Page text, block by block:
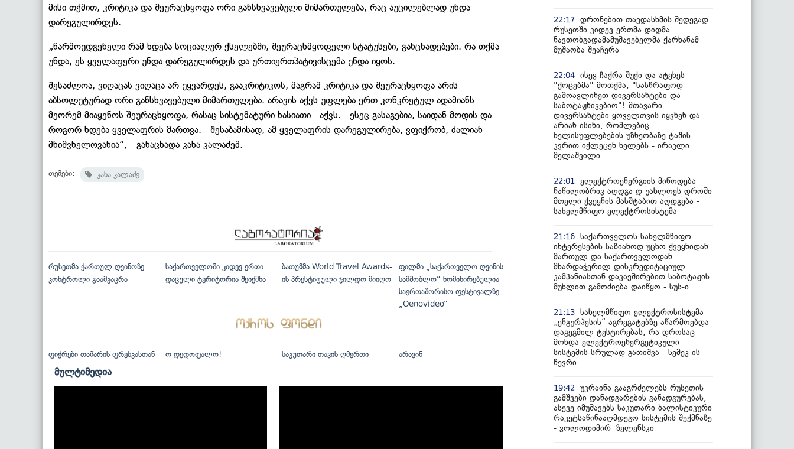
მისი თქმით, კრიტიკა და შეურაცხყოფა ორი განსხვავებული მიმართულება, რაც აუცილებლად უნდა
დარეგულირდეს.
„წარმოუდგენელი რამ ხდება სოციალურ ქსელებში, შეურაცხმყოფელი სტატუსები, განცხადებები. რა თქმა
უნდა, ეს ყველაფერი უნდა დარეგულირდეს და ურთიერთპატივისცემა უნდა იყოს.
შესაძლოა, ვიღაცას ვიღაცა არ უყვარდეს, გააკრიტიკოს, მაგრამ კრიტიკა და შეურაცხყოფა არის
აბსოლუტურად ორი განსხვავებული მიმართულება. არავის აქვს უფლება ერთ კონკრეტულ ადამიანს
მეორემ მიაყენოს შეურაცხყოფა, რასაც სისტემატური ხასიათი აქვს. ესეც გასაგებია, საიდან მოდის და
როგორ ხდება ყველაფრის მართვა. შესაბამისად, ამ ყველაფრის დარეგულირება, ვფიქრობ, ძალიან
მნიშვნელოვანია“, - განაცხადა კახა კალაძემ.
თემები: კახა კალაძე
რუსეთმა ქართულ ღვინოზე
კონტროლი გაამკაცრა
საქართველოში კიდევ ერთი
დაცული ტერიტორია შეიქმნა
ბათუმმა World Travel Awards-
ის პრესტიჟული ჯილდო მიიღო
ფილმი „საქართველო ღვინის
სამშობლო“ ნომინირებულია
საერთაშორისო ფესტივალზე
„Oenovideo“
ფიქრები თამარის ფრესკასთან ო დედოფალო! საკუთარი თავის ღმერთი არავინ
მულტიმედია
22:17 დრონებით თავდასხმის შედეგად
რუსეთში კიდევ ერთმა დიდმა
ნავთობგადამამუშავებელმა ქარხანამ
მუშაობა შეაჩერა
22:04 ისევ ჩაქრა შუქი და ატეხეს
"ქოცებმა" მოთქმა, "სასწრაფოდ
გამოავლინეთ დივერსანტები და
საბოტაჟნიკებიო"! მთავარი
დივერსანტები ყოველთვის იყვნენ და
არიან ისინი, რომლებიც
ხელისუფლებების უზნეობაზე ტაშის
კვრით იქლეცენ ხელებს - ირაკლი
მელაშვილი
22:01
ელექტროენერგიის მიწოდება
ნაწილობრივ აღდგა დ უახლოეს დროში
მთელი ქვეყნის მასშტაბით აღდგება -
სახელმწიფო ელექტროსისტემა
21:16 საქართველოს სახელმწიფო
ინტერესების საზიანოდ უცხო ქვეყნიდან
მართულ და საქართველოდან
მხარდაჭერილ დისკრედიტაციულ
კამპანიასთან დაკავშირებით საბოტაჟის
მუხლით გამოძიება დაიწყო - სუს-ი
21:13 სახელმწიფო ელექტროსისტემა
„ენგურჰესის“ აგრეგატებზე აწარმოებდა
დაგეგმილ ტესტირებას, რა დროსაც
მოხდა ელექტროენერგეტიკული
სისტემის სრულად გათიშვა - სემეკ-ის
წევრი
19:42
უკრაინა გააგრძელებს რუსეთის
გამშვები დანადგარების განადგურებას,
ასევე იმუშავებს საკუთარი ბალისტიკური
რაკეტსაწინააღმდეგო სისტემის შექმნაზე
- ვოლოდიმირ ზელენსკი